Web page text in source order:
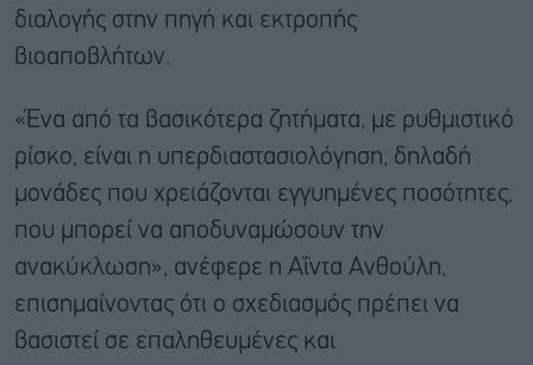
διαλογής στην πηγή και εκτροπής
βιοαποβλήτων.
«Ένα από τα βασικότερα ζητήματα, με ρυθμιστικό
ρίσκο, είναι η υπερδιαστασιολόγηση, δηλαδή
μονάδες που χρειάζονται εγγυημένες ποσότητες,
που μπορεί να αποδυναμώσουν την
ανακύκλωση», ανέφερε η Αΐντα Ανθούλη,
επισημαίνοντας ότι ο σχεδιασμός πρέπει να
βασιστεί σε επαληθευμένες και